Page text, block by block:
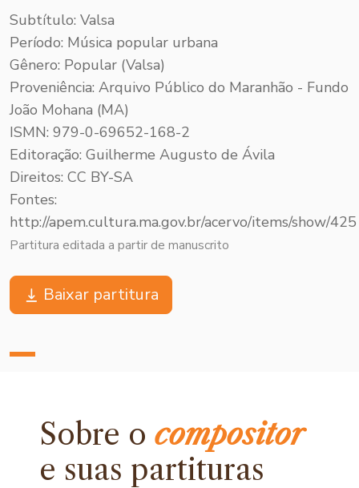
Subtítulo: Valsa
Período: Música popular urbana
Gênero: Popular (Valsa)
Proveniência: Arquivo Público do Maranhão - Fundo
João Mohana (MA)
ISMN: 979-0-69652-168-2
Editoração: Guilherme Augusto de Ávila
Direitos: CC BY-SA
Fontes:
http://apem.cultura.ma.gov.br/acervo/items/show/425
Partitura editada a partir de manuscrito
Baixar partitura
Sobre ocompositor
e suas partituras